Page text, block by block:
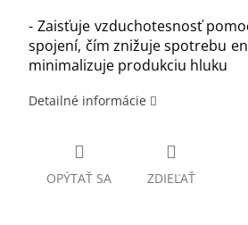
- Zaisťuje vzduchotesnosť
spojení, čím znižuje spotrebu
minimalizuje produkciu hluku
Detailné informácie
OPÝTAŤ SA ZDIEĽAŤ